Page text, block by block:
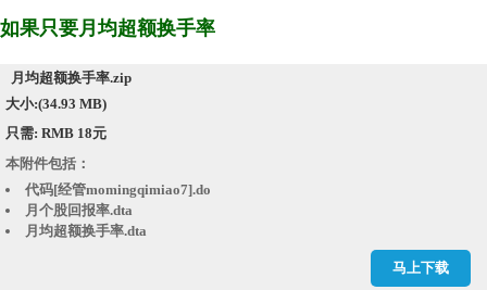
如果只要月均超额换手率
月均超额换手率.zip
大小:(34.93 MB)
只需: RMB 18元
马上下载
本附件包括：
代码[经管momingqimiao7].do
月个股回报率.dta
月均超额换手率.dta